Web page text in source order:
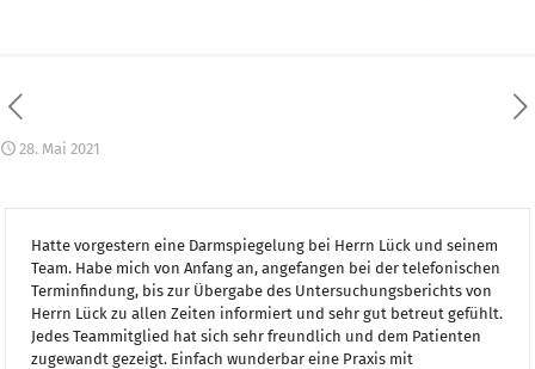
28. Mai 2021
Hatte vorgestern eine Darmspiegelung bei Herrn Lück und seinem
Team. Habe mich von Anfang an, angefangen bei der telefonischen
Terminfindung, bis zur Übergabe des Untersuchungsberichts von
Herrn Lück zu allen Zeiten informiert und sehr gut betreut gefühlt.
Jedes Teammitglied hat sich sehr freundlich und dem Patienten
zugewandt gezeigt. Einfach wunderbar eine Praxis mit